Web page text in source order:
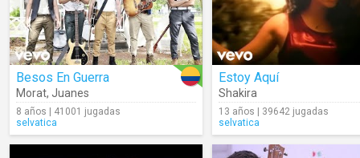
Besos En Guerra
Morat, Juanes
8 años | 41001 jugadas
selvatica
Estoy Aquí
Shakira
13 años | 39642 jugadas
selvatica